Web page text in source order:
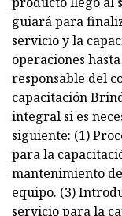
guiará para
servicio y la
operaciones
responsable del
capacitación
integral si es
siguiente: (1)
para la
mantenimiento
equipo. (3)
servicio para la